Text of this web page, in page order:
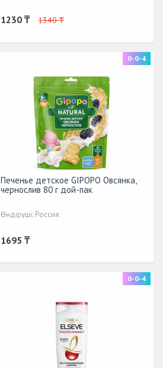
1230 ₸ 1340 ₸
0-0-4
Печенье детское GIPOPO Овсянка,
чернослив 80 г дой-пак
Өндіруші: Россия
1695 ₸
0-0-4